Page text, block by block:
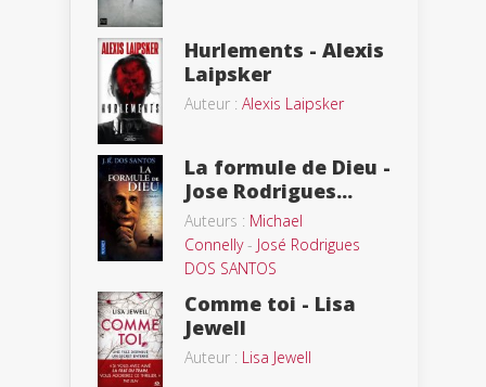
Hurlements - Alexis
Laipsker
Auteur : Alexis Laipsker
La formule de Dieu -
Jose Rodrigues...
Auteurs : Michael
Connelly- José Rodrigues
DOS SANTOS
Comme toi - Lisa
Jewell
Auteur : Lisa Jewell